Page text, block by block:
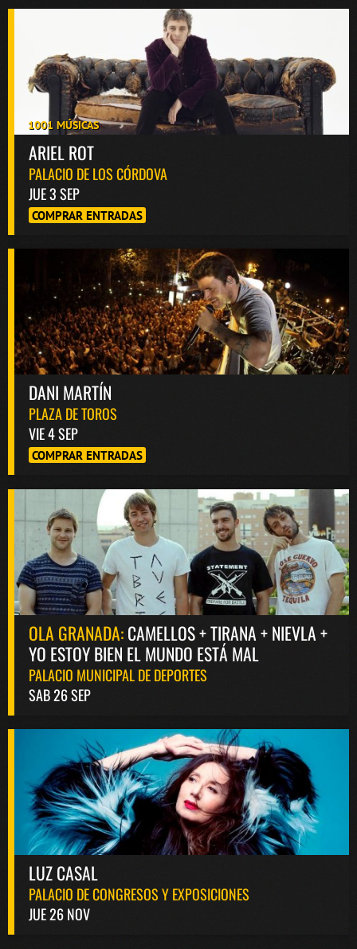
1001 MÚSICAS
ARIEL ROT
PALACIO DE LOS CÓRDOVA
JUE 3 SEP
COMPRAR ENTRADAS
DANI MARTÍN
PLAZA DE TOROS
VIE 4 SEP
COMPRAR ENTRADAS
OLA GRANADA:CAMELLOS + TIRANA + NIEVLA +
YO ESTOY BIEN EL MUNDO ESTÁ MAL
PALACIO MUNICIPAL DE DEPORTES
SAB 26 SEP
LUZ CASAL
PALACIO DE CONGRESOS Y EXPOSICIONES
JUE 26 NOV